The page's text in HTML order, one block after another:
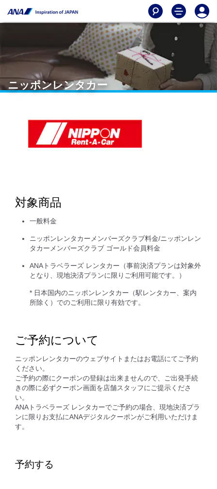
ニッポンレンタカー
対象商品
一般料金
ニッポンレンタカーメンバーズクラブ料金/ニッポンレン
タカーメンバーズクラブ ゴールド会員料金
ANAトラベラーズ レンタカー（事前決済プランは対象外
となり、現地決済プランに限りご利用可能です。）
* 日本国内のニッポンレンタカー（駅レンタカー、案内
所除く）でのご利用に限り有効です。
ご予約について
ニッポンレンタカーのウェブサイトまたはお電話にてご予約
ください。
ご予約の際にクーポンの登録は出来ませんので、ご出発手続
きの際に必ずクーポン画面を店舗スタッフにご提示くださ
い。
ANAトラベラーズ レンタカーでご予約の場合、現地決済プラ
ンに限りお支払にANAデジタルクーポンがご利用いただけま
す。
予約する